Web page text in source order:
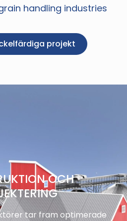
handling industries
projekt
OCH
tar fram optimerade